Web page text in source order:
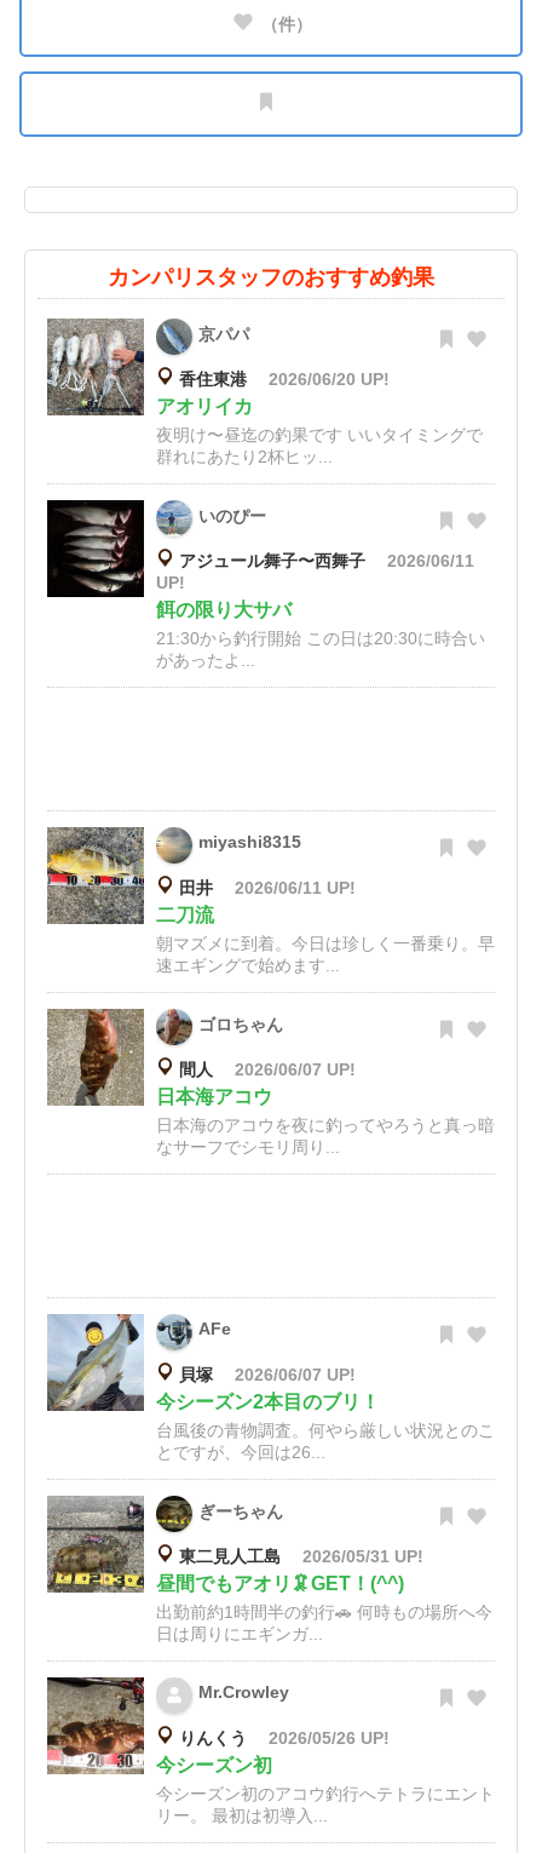
（件）
カンパリスタッフのおすすめ釣果
京パパ
香住東港 2026/06/20 UP!
アオリイカ
夜明け〜昼迄の釣果です いいタイミングで
群れにあたり2杯ヒッ...
いのぴー
アジュール舞子〜西舞子
2026/06/11
UP!
餌の限り大サバ
21:30から釣行開始 この日は20:30に時合い
があったよ...
miyashi8315
田井 2026/06/11 UP!
二刀流
朝マズメに到着。今日は珍しく一番乗り。早
速エギングで始めます...
ゴロちゃん
間人 2026/06/07 UP!
日本海アコウ
日本海のアコウを夜に釣ってやろうと真っ暗
なサーフでシモリ周り...
AFe
貝塚 2026/06/07 UP!
今シーズン2本目のブリ！
台風後の青物調査。何やら厳しい状況とのこ
とですが、今回は26...
ぎーちゃん
東二見人工島 2026/05/31 UP!
昼間でもアオリ🦑GET！(^^)
出勤前約1時間半の釣行🚗 何時もの場所へ今
日は周りにエギンガ...
Mr.Crowley
りんくう 2026/05/26 UP!
今シーズン初
今シーズン初のアコウ釣行へテトラにエント
リー。 最初は初導入...